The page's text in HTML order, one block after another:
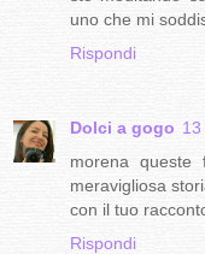
uno che mi
Rispondi
Dolci a gogo
morena queste
meravigliosa
con il tuo
Rispondi